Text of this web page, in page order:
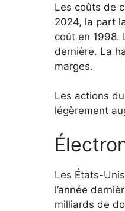
Les coûts de
2024, la part
coût en 1998.
dernière. La
marges.
Les actions
légèrement
Les États-
l’année
milliards de